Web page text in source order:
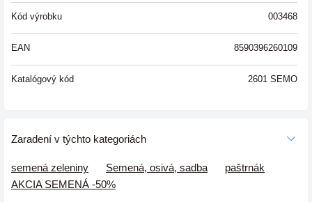
Kód výrobku 003468
EAN 8590396260109
Katalógový kód 2601 SEMO
Zaradení v týchto kategoriách
semená zeleniny Semená, osivá, sadba
paštrnák
AKCIA SEMENÁ -50%